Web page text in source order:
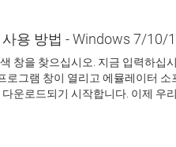
용 방법 - Windows 7/10/
창을 찾으십시오. 지금 입력하십
로그램 창이 열리고 에뮬레이터